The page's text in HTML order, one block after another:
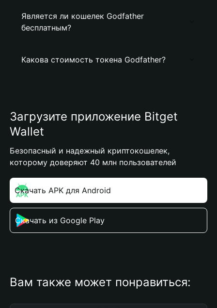
Является ли кошелек Godfather
бесплатным?
Какова стоимость токена Godfather?
Загрузите приложение Bitget
Wallet
Безопасный и надежный криптокошелек,
которому доверяют 40 млн пользователей
Скачать APK для Android
Скачать из Google Play
Вам также может понравиться: